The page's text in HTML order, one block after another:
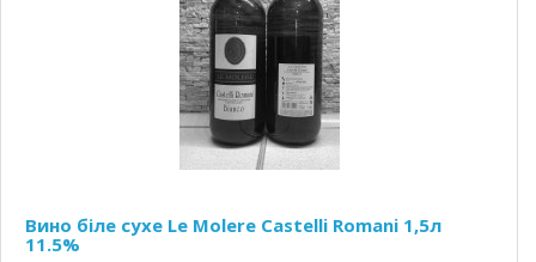
Вино біле сухе Le Molere Castelli Romani 1,5л
11.5%